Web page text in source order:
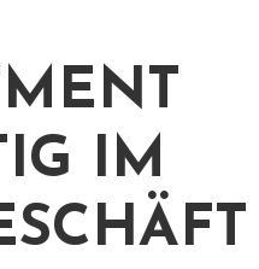
IM